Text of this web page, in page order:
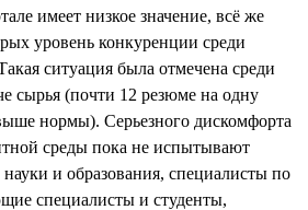
имеет низкое значение, всё же
уровень конкуренции среди
ситуация была отмечена среди
сырья (почти 12 резюме на одну
нормы). Серьезного дискомфорта
среды пока не испытывают
и образования, специалисты по
специалисты и студенты,